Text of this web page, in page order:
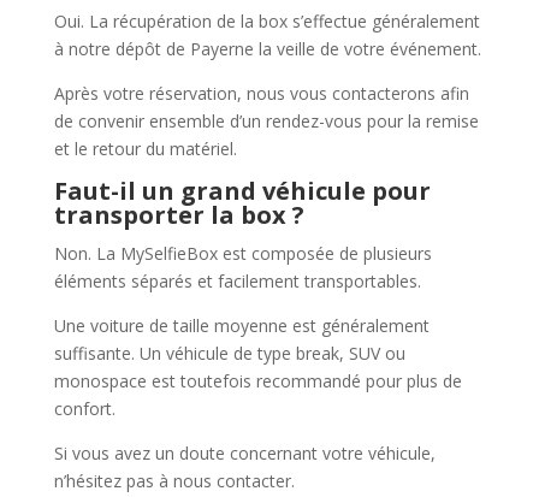
Oui. La récupération de la box s’effectue généralement
à notre dépôt de Payerne la veille de votre événement.
Après votre réservation, nous vous contacterons afin
de convenir ensemble d’un rendez-vous pour la remise
et le retour du matériel.
Faut-il un grand véhicule pour
transporter la box ?
Non. La MySelfieBox est composée de plusieurs
éléments séparés et facilement transportables.
Une voiture de taille moyenne est généralement
suffisante. Un véhicule de type break, SUV ou
monospace est toutefois recommandé pour plus de
confort.
Si vous avez un doute concernant votre véhicule,
n’hésitez pas à nous contacter.